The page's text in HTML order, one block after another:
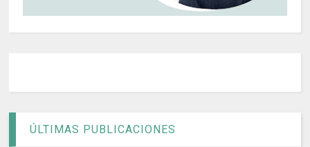
ÚLTIMAS PUBLICACIONES